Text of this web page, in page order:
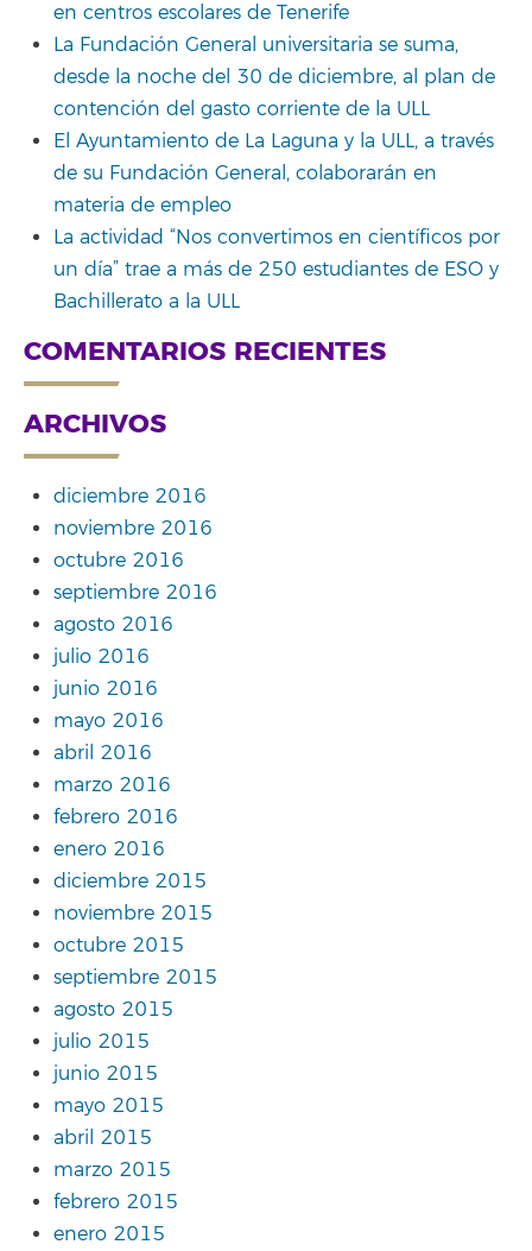
en centros escolares de Tenerife
La Fundación General universitaria se suma,
desde la noche del 30 de diciembre, al plan de
contención del gasto corriente de la ULL
El Ayuntamiento de La Laguna y la ULL, a través
de su Fundación General, colaborarán en
materia de empleo
La actividad “Nos convertimos en científicos por
un día” trae a más de 250 estudiantes de ESO y
Bachillerato a la ULL
COMENTARIOS RECIENTES
ARCHIVOS
diciembre 2016
noviembre 2016
octubre 2016
septiembre 2016
agosto 2016
julio 2016
junio 2016
mayo 2016
abril 2016
marzo 2016
febrero 2016
enero 2016
diciembre 2015
noviembre 2015
octubre 2015
septiembre 2015
agosto 2015
julio 2015
junio 2015
mayo 2015
abril 2015
marzo 2015
febrero 2015
enero 2015